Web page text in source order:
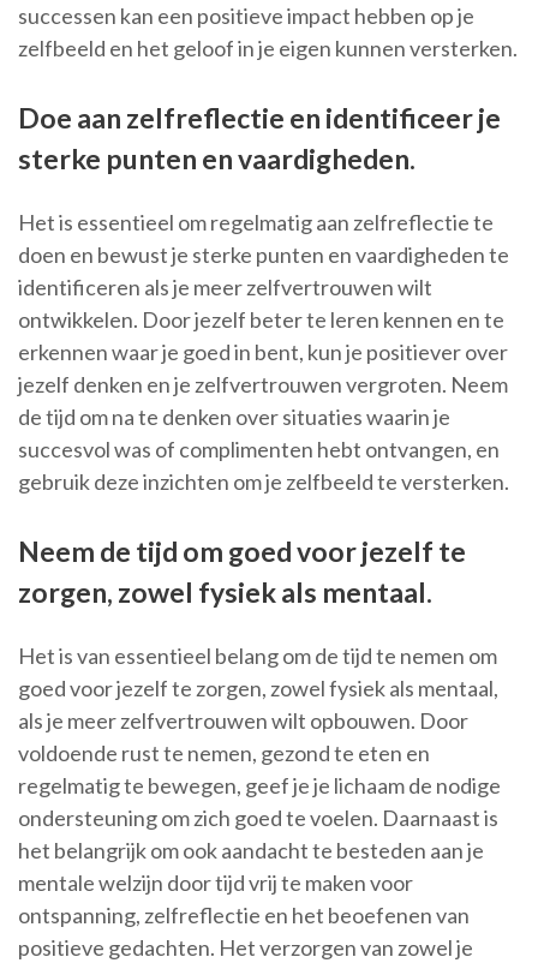
successen kan een positieve impact hebben op je
zelfbeeld en het geloof in je eigen kunnen versterken.
Doe aan zelfreflectie en identificeer je
sterke punten en vaardigheden.
Het is essentieel om regelmatig aan zelfreflectie te
doen en bewust je sterke punten en vaardigheden te
identificeren als je meer zelfvertrouwen wilt
ontwikkelen. Door jezelf beter te leren kennen en te
erkennen waar je goed in bent, kun je positiever over
jezelf denken en je zelfvertrouwen vergroten. Neem
de tijd om na te denken over situaties waarin je
succesvol was of complimenten hebt ontvangen, en
gebruik deze inzichten om je zelfbeeld te versterken.
Neem de tijd om goed voor jezelf te
zorgen, zowel fysiek als mentaal.
Het is van essentieel belang om de tijd te nemen om
goed voor jezelf te zorgen, zowel fysiek als mentaal,
als je meer zelfvertrouwen wilt opbouwen. Door
voldoende rust te nemen, gezond te eten en
regelmatig te bewegen, geef je je lichaam de nodige
ondersteuning om zich goed te voelen. Daarnaast is
het belangrijk om ook aandacht te besteden aan je
mentale welzijn door tijd vrij te maken voor
ontspanning, zelfreflectie en het beoefenen van
positieve gedachten. Het verzorgen van zowel je